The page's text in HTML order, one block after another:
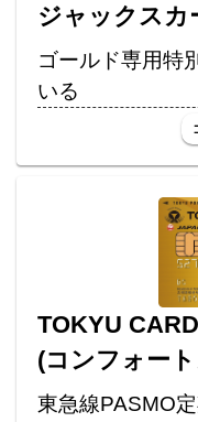
ジャックスカ
ゴールド専用特
いる
TOKYU
(コンフォー
東急線PASMO